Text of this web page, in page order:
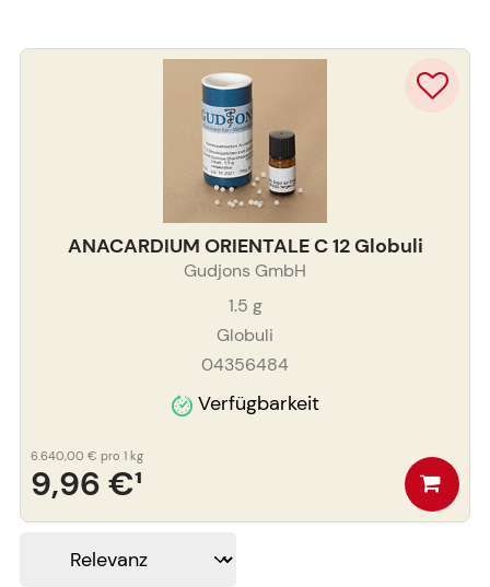
ANACARDIUM ORIENTALE C 12 Globuli
Gudjons GmbH
1.5 g
Globuli
04356484
Verfügbarkeit
9,96 €¹
6.640,00 € pro 1 kg